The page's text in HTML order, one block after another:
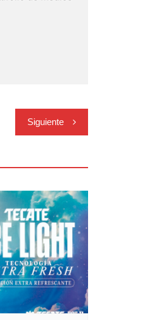
Siguiente